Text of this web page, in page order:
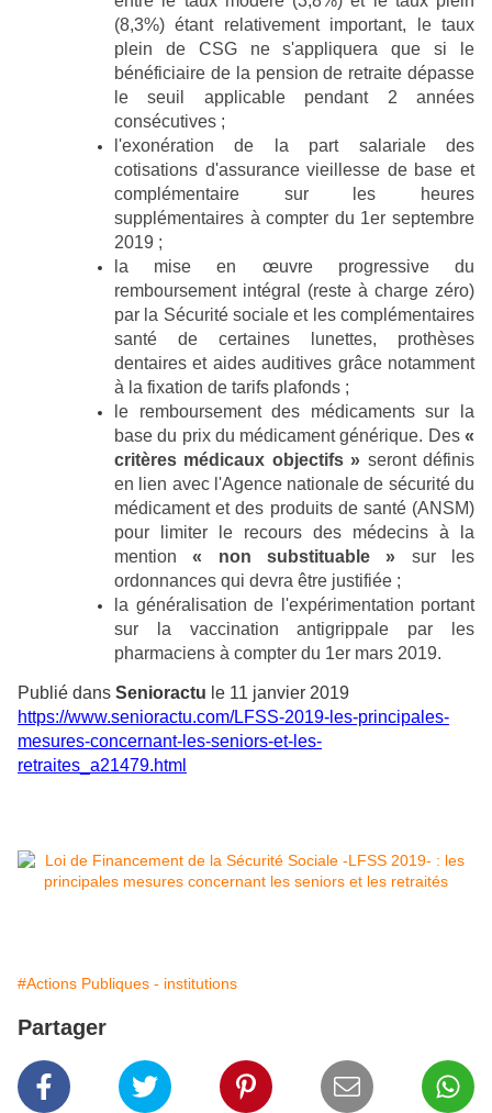
(8,3%) étant relativement important, le taux
plein de CSG ne s'appliquera que si le
bénéficiaire de la pension de retraite dépasse
le seuil applicable pendant 2 années
consécutives ;
l'exonération de la part salariale des
cotisations d'assurance vieillesse de base et
complémentaire sur les heures
supplémentaires à compter du 1er septembre
2019 ;
la mise en œuvre progressive du
remboursement intégral (reste à charge zéro)
par la Sécurité sociale et les complémentaires
santé de certaines lunettes, prothèses
dentaires et aides auditives grâce notamment
à la fixation de tarifs plafonds ;
le remboursement des médicaments sur la
base du prix du médicament générique. Des «
critères médicaux objectifs » seront définis
en lien avec l'Agence nationale de sécurité du
médicament et des produits de santé (ANSM)
pour limiter le recours des médecins à la
mention« non substituable » sur les
ordonnances qui devra être justifiée ;
la généralisation de l'expérimentation portant
sur la vaccination antigrippale par les
pharmaciens à compter du 1er mars 2019.
Publié dans Senioractu le 11 janvier 2019
https://www.senioractu.com/LFSS-2019-les-principales-
mesures-concernant-les-seniors-et-les-
retraites_a21479.html
#Actions Publiques - institutions
Partager